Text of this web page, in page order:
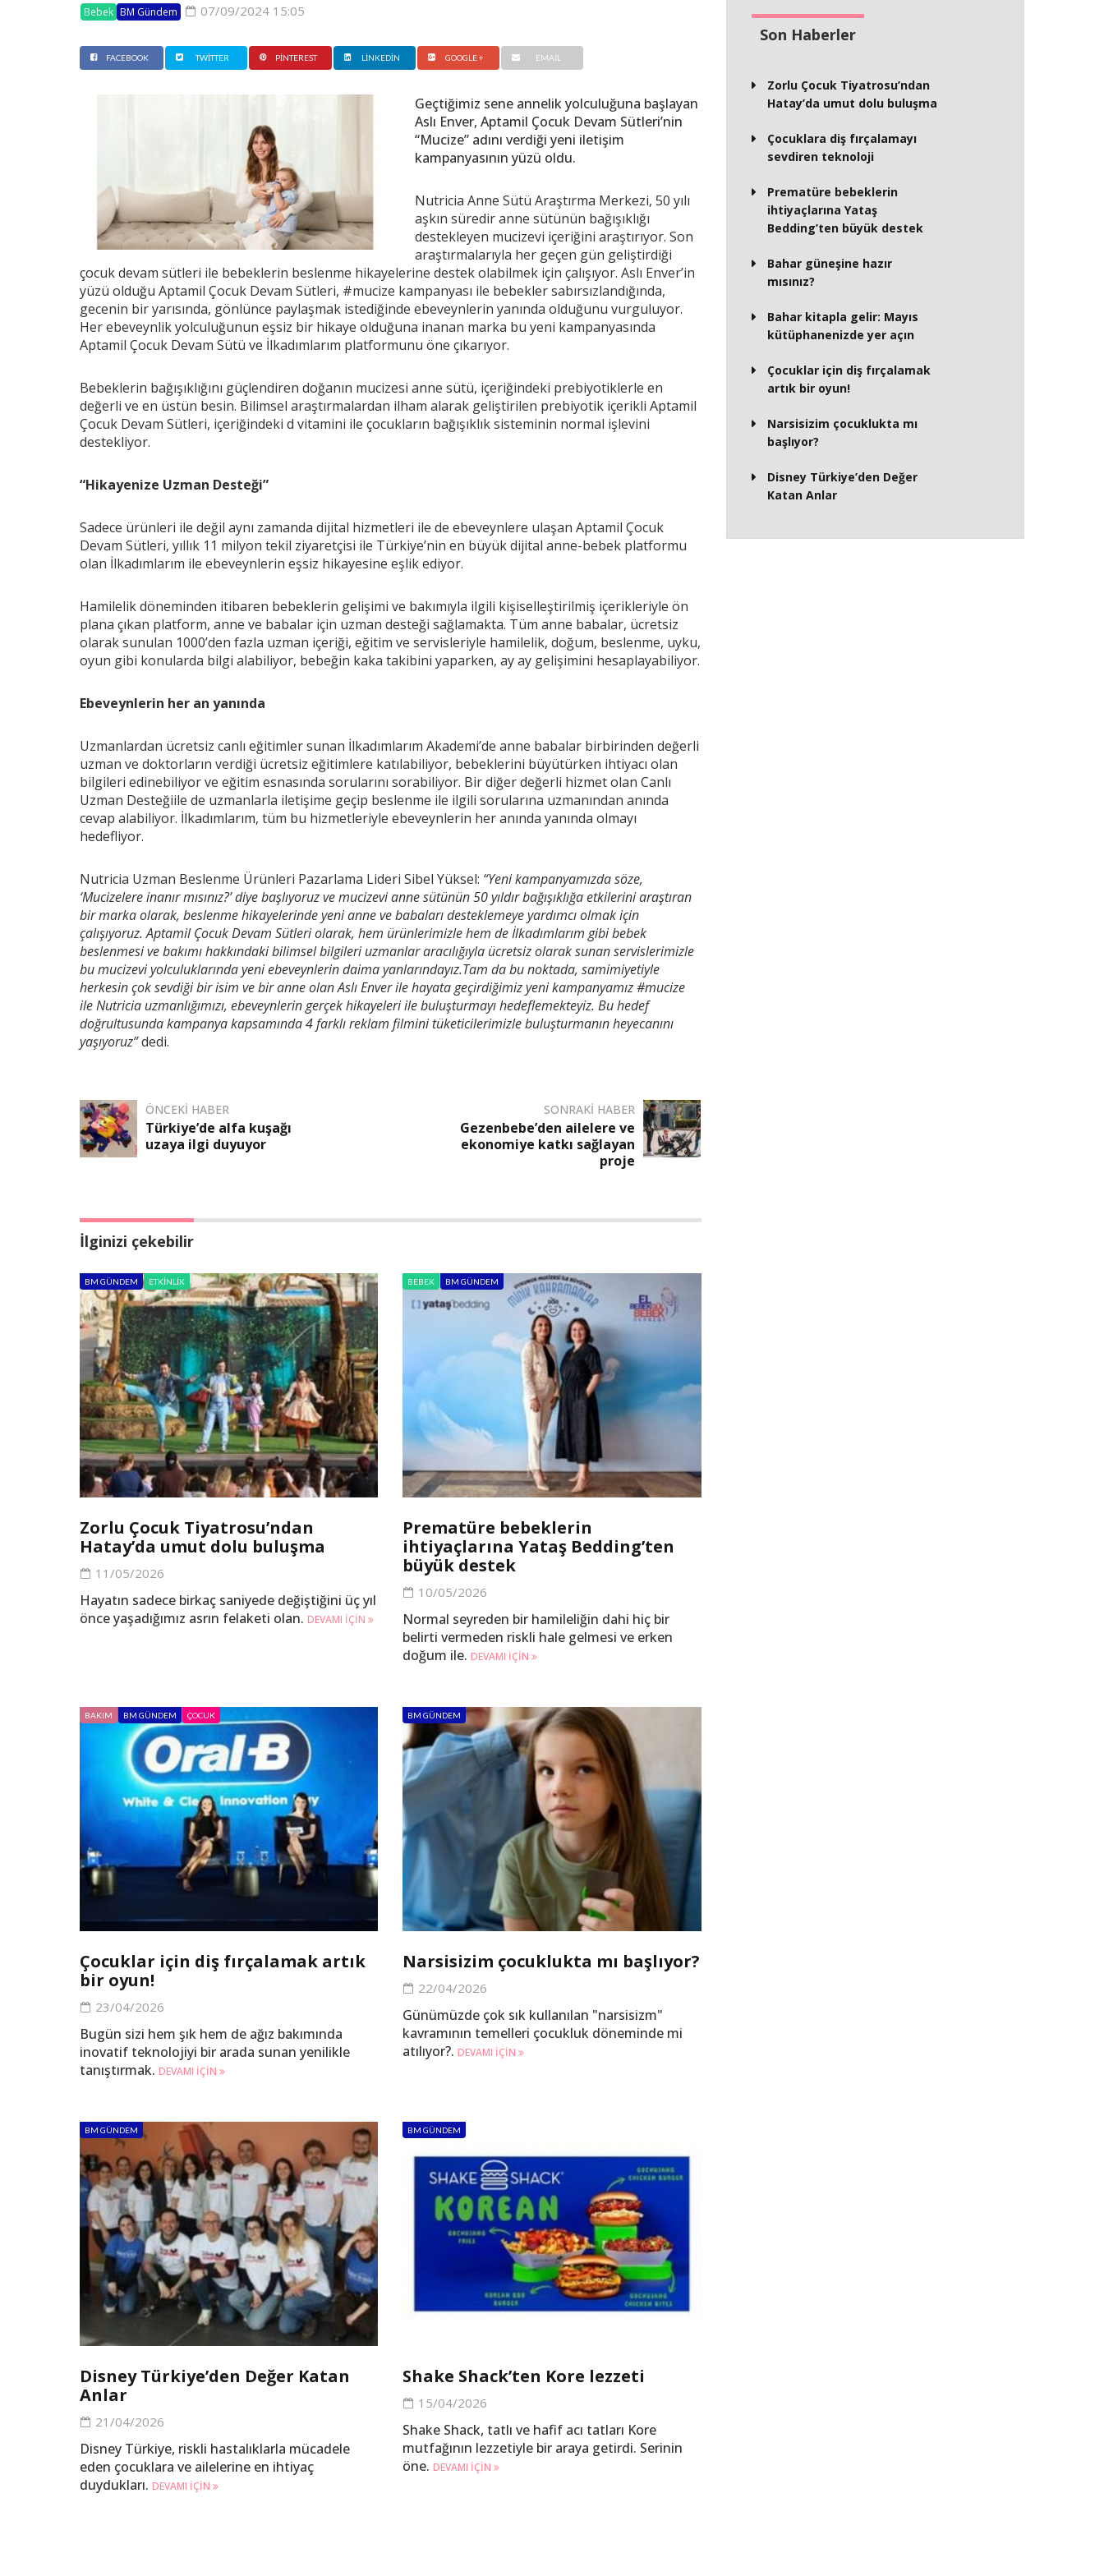
Bebek BM Gündem 07/09/2024 15:05
FACEBOOK TWITTER PINTEREST LINKEDIN GOOGLE + EMAIL
Geçtiğimiz sene annelik yolculuğuna başlayan
Aslı Enver, Aptamil Çocuk Devam Sütleri’nin
“Mucize” adını verdiği yeni iletişim
kampanyasının yüzü oldu.
Nutricia Anne Sütü Araştırma Merkezi, 50 yılı
aşkın süredir anne sütünün bağışıklığı
destekleyen mucizevi içeriğini araştırıyor. Son
araştırmalarıyla her geçen gün geliştirdiği
çocuk devam sütleri ile bebeklerin beslenme hikayelerine destek olabilmek için çalışıyor. Aslı Enver’in
yüzü olduğu Aptamil Çocuk Devam Sütleri, #mucize kampanyası ile bebekler sabırsızlandığında,
gecenin bir yarısında, gönlünce paylaşmak istediğinde ebeveynlerin yanında olduğunu vurguluyor.
Her ebeveynlik yolculuğunun eşsiz bir hikaye olduğuna inanan marka bu yeni kampanyasında
Aptamil Çocuk Devam Sütü ve İlkadımlarım platformunu öne çıkarıyor.
Bebeklerin bağışıklığını güçlendiren doğanın mucizesi anne sütü, içeriğindeki prebiyotiklerle en
değerli ve en üstün besin. Bilimsel araştırmalardan ilham alarak geliştirilen prebiyotik içerikli Aptamil
Çocuk Devam Sütleri, içeriğindeki d vitamini ile çocukların bağışıklık sisteminin normal işlevini
destekliyor.
“Hikayenize Uzman Desteği”
Sadece ürünleri ile değil aynı zamanda dijital hizmetleri ile de ebeveynlere ulaşan Aptamil Çocuk
Devam Sütleri, yıllık 11 milyon tekil ziyaretçisi ile Türkiye’nin en büyük dijital anne-bebek platformu
olan İlkadımlarım ile ebeveynlerin eşsiz hikayesine eşlik ediyor.
Hamilelik döneminden itibaren bebeklerin gelişimi ve bakımıyla ilgili kişiselleştirilmiş içerikleriyle ön
plana çıkan platform, anne ve babalar için uzman desteği sağlamakta. Tüm anne babalar, ücretsiz
olarak sunulan 1000’den fazla uzman içeriği, eğitim ve servisleriyle hamilelik, doğum, beslenme, uyku,
oyun gibi konularda bilgi alabiliyor, bebeğin kaka takibini yaparken, ay ay gelişimini hesaplayabiliyor.
Ebeveynlerin her an yanında
Uzmanlardan ücretsiz canlı eğitimler sunan İlkadımlarım Akademi’de anne babalar birbirinden değerli
uzman ve doktorların verdiği ücretsiz eğitimlere katılabiliyor, bebeklerini büyütürken ihtiyacı olan
bilgileri edinebiliyor ve eğitim esnasında sorularını sorabiliyor. Bir diğer değerli hizmet olan Canlı
Uzman Desteğiile de uzmanlarla iletişime geçip beslenme ile ilgili sorularına uzmanından anında
cevap alabiliyor. İlkadımlarım, tüm bu hizmetleriyle ebeveynlerin her anında yanında olmayı
hedefliyor.
Nutricia Uzman Beslenme Ürünleri Pazarlama Lideri Sibel Yüksel: “Yeni kampanyamızda söze,
‘Mucizelere inanır mısınız?’ diyebaşlıyoruz ve mucizevi anne sütünün 50 yıldır bağışıklığa etkilerini araştıran
bir marka olarak, beslenme hikayelerinde yeni anne ve babaları desteklemeye yardımcı olmak için
çalışıyoruz. Aptamil Çocuk Devam Sütleri olarak, hem ürünlerimizle hem de İlkadımlarım gibi bebek
beslenmesi ve bakımı hakkındaki bilimsel bilgileri uzmanlar aracılığıyla ücretsiz olarak sunan servislerimizle
bu mucizevi yolculuklarında yeni ebeveynlerin daima yanlarındayız.Tam da bu noktada, samimiyetiyle
herkesin çok sevdiği bir isim ve bir anne olan Aslı Enver ile hayata geçirdiğimiz yeni kampanyamız #mucize
ile Nutricia uzmanlığımızı, ebeveynlerin gerçek hikayeleri ile buluşturmayı hedeflemekteyiz. Bu hedef
doğrultusunda kampanya kapsamında 4 farklı reklam filmini tüketicilerimizle buluşturmanın heyecanını
yaşıyoruz”dedi.
ÖNCEKI HABER
Türkiye’de alfa kuşağı
uzaya ilgi duyuyor
SONRAKI HABER
Gezenbebe’den ailelere ve
ekonomiye katkı sağlayan
proje
İlginizi çekebilir
BM GÜNDEM ETKINLIK
Zorlu Çocuk Tiyatrosu’ndan
Hatay’da umut dolu buluşma
11/05/2026
Hayatın sadece birkaç saniyede değiştiğini üç yıl
önce yaşadığımız asrın felaketi olan. DEVAMI IÇIN
BEBEK BM GÜNDEM
Prematüre bebeklerin
ihtiyaçlarına Yataş Bedding’ten
büyük destek
10/05/2026
Normal seyreden bir hamileliğin dahi hiç bir
belirti vermeden riskli hale gelmesi ve erken
doğum ile. DEVAMI IÇIN
BAKIM BM GÜNDEM ÇOCUK
Çocuklar için diş fırçalamak artık
bir oyun!
23/04/2026
Bugün sizi hem şık hem de ağız bakımında
inovatif teknolojiyi bir arada sunan yenilikle
tanıştırmak. DEVAMI IÇIN
BM GÜNDEM
Narsisizim çocuklukta mı başlıyor?
22/04/2026
Günümüzde çok sık kullanılan "narsisizm"
kavramının temelleri çocukluk döneminde mi
atılıyor?. DEVAMI IÇIN
BM GÜNDEM
Disney Türkiye’den Değer Katan
Anlar
21/04/2026
Disney Türkiye, riskli hastalıklarla mücadele
eden çocuklara ve ailelerine en ihtiyaç
duydukları. DEVAMI IÇIN
BM GÜNDEM
Shake Shack’ten Kore lezzeti
15/04/2026
Shake Shack, tatlı ve hafif acı tatları Kore
mutfağının lezzetiyle bir araya getirdi. Serinin
öne. DEVAMI IÇIN
Son Haberler
Zorlu Çocuk Tiyatrosu’ndan
Hatay’da umut dolu buluşma
Çocuklara diş fırçalamayı
sevdiren teknoloji
Prematüre bebeklerin
ihtiyaçlarına Yataş
Bedding’ten büyük destek
Bahar güneşine hazır
mısınız?
Bahar kitapla gelir: Mayıs
kütüphanenizde yer açın
Çocuklar için diş fırçalamak
artık bir oyun!
Narsisizim çocuklukta mı
başlıyor?
Disney Türkiye’den Değer
Katan Anlar